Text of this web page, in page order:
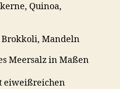
Quinoa,
Mandeln
Meersalz in Maßen
eiweißreichen